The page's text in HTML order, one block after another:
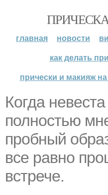
главная новости
как делать
прически и макияж
Когда
полностью
пробный
все равно
встрече.